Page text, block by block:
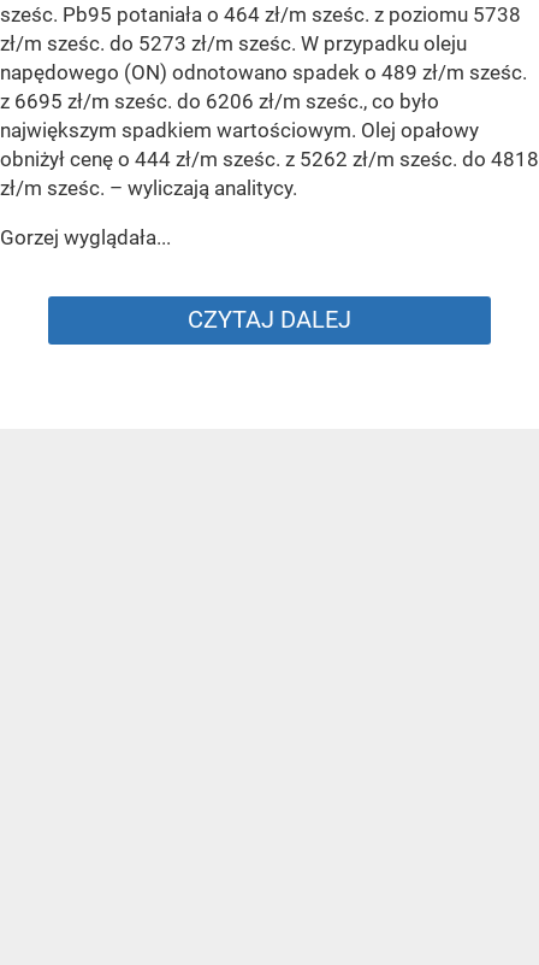
sześc. Pb95 potaniała o 464 zł/m sześc. z poziomu 5738
zł/m sześc. do 5273 zł/m sześc. W przypadku oleju
napędowego (ON) odnotowano spadek o 489 zł/m sześc.
z 6695 zł/m sześc. do 6206 zł/m sześc., co było
największym spadkiem wartościowym. Olej opałowy
obniżył cenę o 444 zł/m sześc. z 5262 zł/m sześc. do 4818
zł/m sześc. – wyliczają analitycy.
Gorzej wyglądała...
CZYTAJ DALEJ